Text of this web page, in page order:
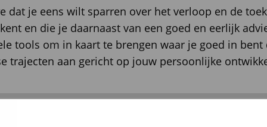
dat je eens wilt sparren over het verloop en de
en die je daarnaast van een goed en eerlijk
tools om in kaart te brengen waar je goed in
trajecten aan gericht op jouw persoonlijke